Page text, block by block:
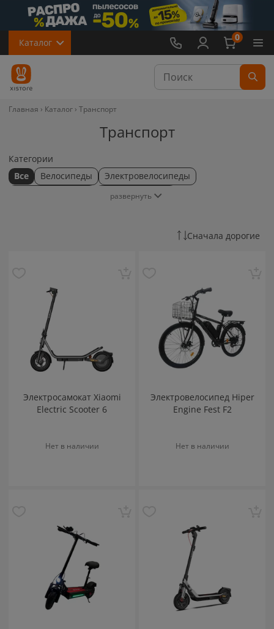
Каталог 0
Главная Каталог Транспорт
Транспорт
Категории
Все
Велосипеды
Электровелосипеды
Электроскутеры
развернуть
Сначала дорогие
Электросамокат Xiaomi
Electric Scooter 6
Нет в наличии
Электровелосипед Hiper
Engine Fest F2
Нет в наличии